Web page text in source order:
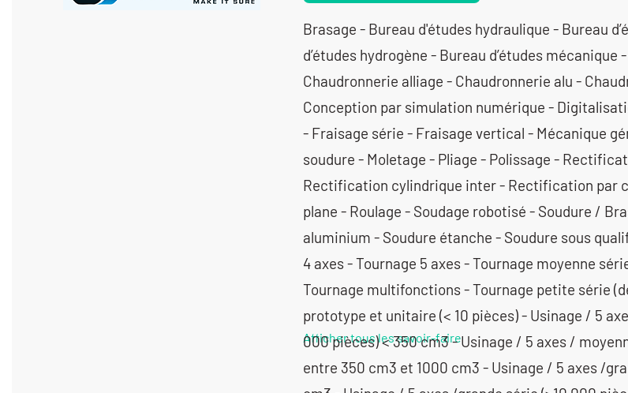
Brasage - Bureau d'études hydraulique - Bureau d’études fluidique - Bureau d’études hydrogène - Bureau d’études mécanique - Chaudronnerie acier - Chaudronnerie alliage - Chaudronnerie alu - Chaudronnerie inox - Cisaillage - Conception par simulation numérique - Digitalisation 3D - Filetage - Fraisage proto - Fraisage série - Fraisage vertical - Mécanique générale de précision - Mécano soudure - Moletage - Pliage - Polissage - Rectification cylindrique exter - Rectification cylindrique inter - Rectification par coordonnées - Rectification plane - Roulage - Soudage robotisé - Soudure / Brasure traditionnelle - Soudure aluminium - Soudure étanche - Soudure sous qualification - Taraudage - Tournage 4
Afficher tous les savoir-faire